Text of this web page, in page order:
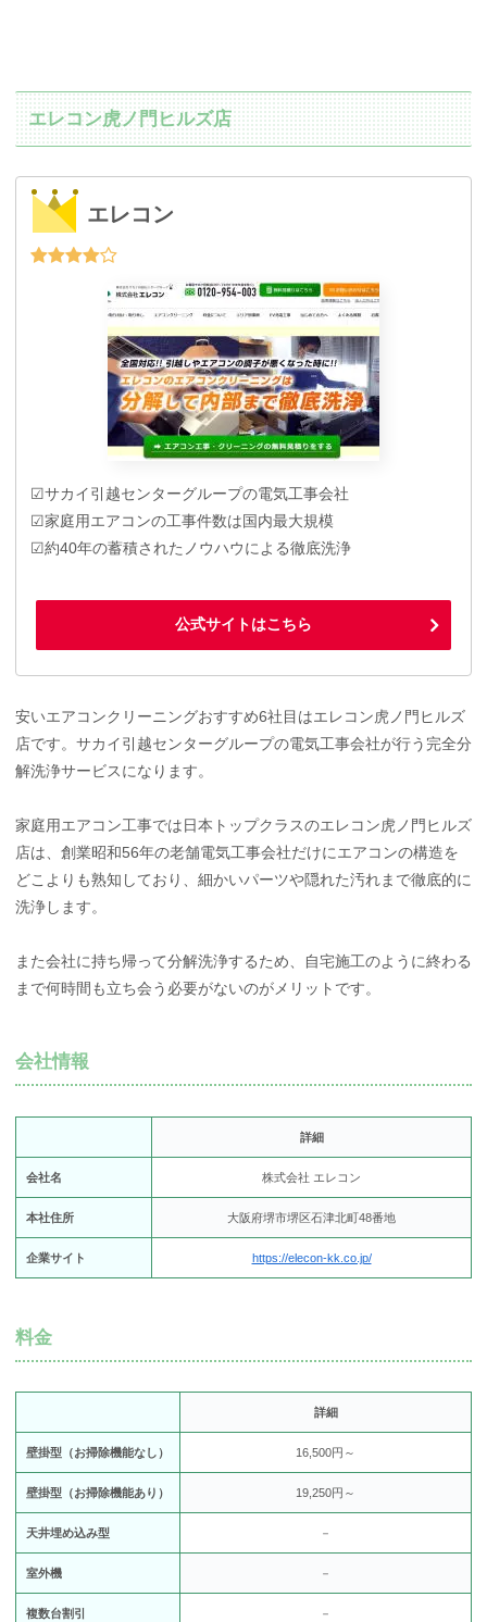
エレコン虎ノ門ヒルズ店
エレコン
☑サカイ引越センターグループの電気工事会社
☑家庭用エアコンの工事件数は国内最大規模
☑約40年の蓄積されたノウハウによる徹底洗浄
公式サイトはこちら
安いエアコンクリーニングおすすめ6社目はエレコン虎ノ門ヒルズ
店です。サカイ引越センターグループの電気工事会社が行う完全分
解洗浄サービスになります。
家庭用エアコン工事では日本トップクラスのエレコン虎ノ門ヒルズ
店は、創業昭和56年の老舗電気工事会社だけにエアコンの構造を
どこよりも熟知しており、細かいパーツや隠れた汚れまで徹底的に
洗浄します。
また会社に持ち帰って分解洗浄するため、自宅施工のように終わる
まで何時間も立ち会う必要がないのがメリットです。
会社情報
詳細
会社名 株式会社 エレコン
本社住所 大阪府堺市堺区石津北町48番地
企業サイト https://elecon-kk.co.jp/
料金
詳細
壁掛型（お掃除機能なし） 16,500円～
壁掛型（お掃除機能あり） 19,250円～
天井埋め込み型 －
室外機 －
複数台割引 －